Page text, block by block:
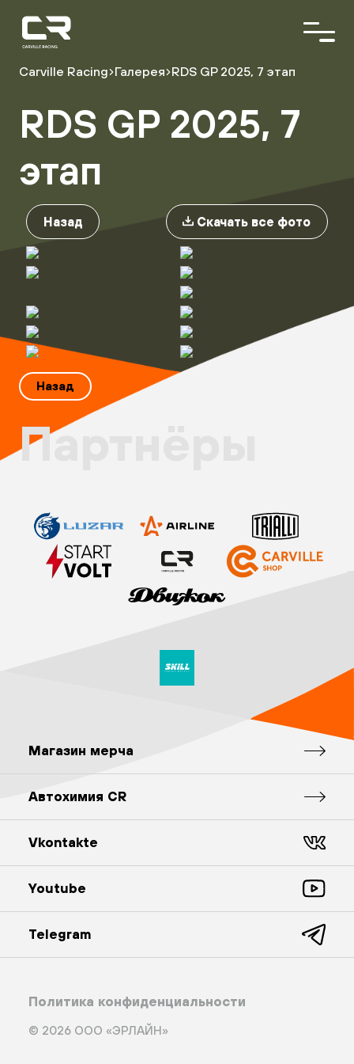
version="1.0"
encoding="utf-
О команде
Пилоты
Расписание гонок
Результаты
Видеоблог
Галерея
Carville Racing Галерея RDS GP 2025, 7 этап
RDS GP 2025, 7
этап
Назад Скачать все фото
Назад
Партнёры
Магазин мерча
Автохимия CR
© 2026 ООО «ЭРЛАЙН»
Политика конфиденциальности
Vkontakte
Youtube
Telegram